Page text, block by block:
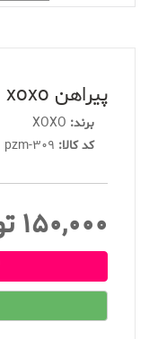
پیراهن xoxo
برند:
کد کالا:
150,000 تومان